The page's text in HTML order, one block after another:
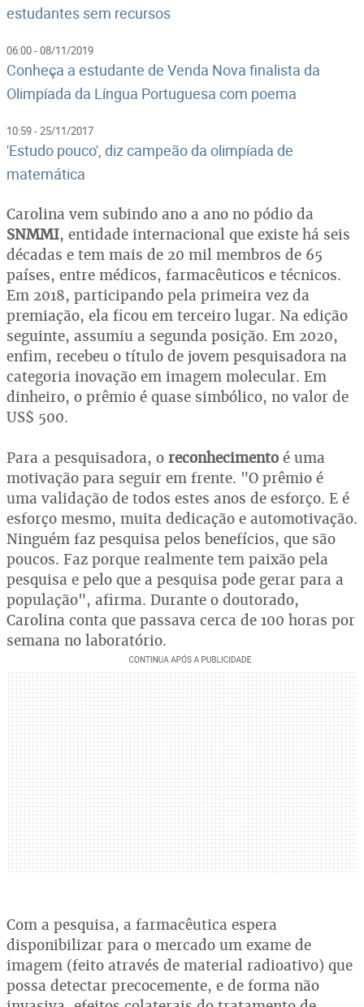
estudantes sem recursos
06:00 - 08/11/2019
Conheça a estudante de Venda Nova finalista da
Olimpíada da Língua Portuguesa com poema
10:59 - 25/11/2017
'Estudo pouco', diz campeão da olimpíada de
matemática
Carolina vem subindo ano a ano no pódio da
SNMMI, entidade internacional que existe há seis
décadas e tem mais de 20 mil membros de 65
países, entre médicos, farmacêuticos e técnicos.
Em 2018, participando pela primeira vez da
premiação, ela ficou em terceiro lugar. Na edição
seguinte, assumiu a segunda posição. Em 2020,
enfim, recebeu o título de jovem pesquisadora na
categoria inovação em imagem molecular. Em
dinheiro, o prêmio é quase simbólico, no valor de
US$ 500.
Para a pesquisadora, o reconhecimento é uma
motivação para seguir em frente. "O prêmio é
uma validação de todos estes anos de esforço. E é
esforço mesmo, muita dedicação e automotivação.
Ninguém faz pesquisa pelos benefícios, que são
poucos. Faz porque realmente tem paixão pela
pesquisa e pelo que a pesquisa pode gerar para a
população", afirma. Durante o doutorado,
Carolina conta que passava cerca de 100 horas por
semana no laboratório.
Com a pesquisa, a farmacêutica espera
disponibilizar para o mercado um exame de
imagem (feito através de material radioativo) que
possa detectar precocemente, e de forma não